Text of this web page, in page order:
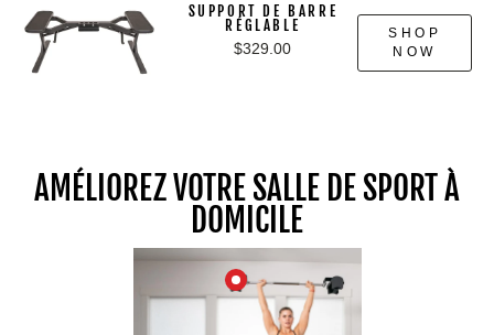
SUPPORT DE BARRE
RÉGLABLE
$329.00
SHOP
NOW
AMÉLIOREZ VOTRE SALLE DE SPORT À
DOMICILE